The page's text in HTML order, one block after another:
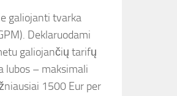
galiojanti tvarka
Deklaruodami
galiojančių tarifų
lubos – maksimali
1500 Eur per